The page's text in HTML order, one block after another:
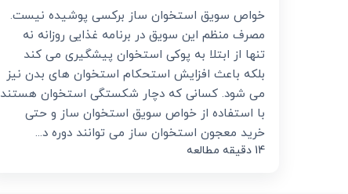
خواص سویق استخوان ساز برکسی پوشیده نیست.
مصرف منظم این سویق در برنامه غذایی روزانه نه
تنها از ابتلا به پوکی استخوان پیشگیری می کند
بلکه باعث افزایش استحکام استخوان های بدن نیز
می شود. کسانی که دچار شکستگی استخوان هستند
با استفاده از خواص سویق استخوان ساز و حتی
خرید معجون استخوان ساز می توانند دوره د...
14 دقیقه مطالعه